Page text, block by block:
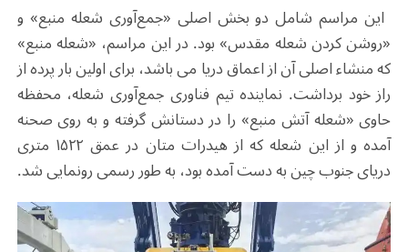
این مراسم شامل دو بخش اصلی «جمع‌آوری شعله منبع» و
«روشن کردن شعله مقدس» بود. در این مراسم، «شعله منبع»
که منشاء اصلی آن از اعماق دریا می باشد، برای اولین بار پرده از
راز خود برداشت. نماینده تیم فناوری جمع‌آوری شعله، محفظه
حاوی «شعله آتش منبع» را در دستانش گرفته و به روی صحنه
آمده و از این شعله که از هیدرات متان در عمق ۱۵۲۲ متری
دریای جنوب چین به دست آمده بود، به طور رسمی رونمایی شد.